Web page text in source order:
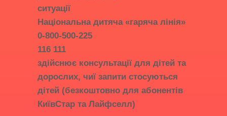
ситуації
Національна дитяча «гаряча лінія»
0-800-500-225
116 111
здійснює консультації для дітей та
дорослих, чиї запити стосуються
дітей (безкоштовно для абонентів
КиївСтар та Лайфселл)